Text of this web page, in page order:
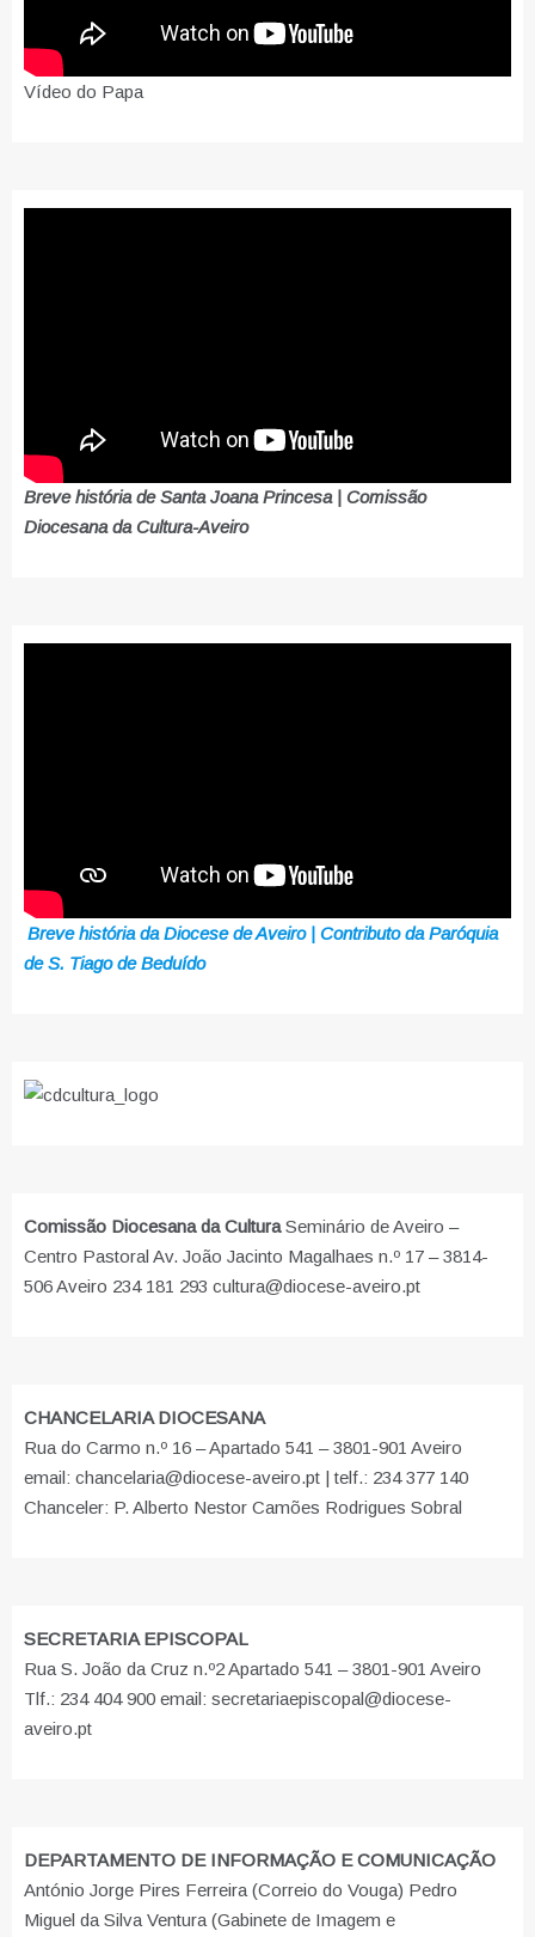
Vídeo do Papa
Breve história de Santa Joana Princesa | Comissão
Diocesana da Cultura-Aveiro
Breve história da Diocese de Aveiro | Contributo da Paróquia
de S. Tiago de Beduído
Comissão Diocesana da CulturaSeminário de Aveiro –
Centro Pastoral Av. João Jacinto Magalhaes n.º 17 – 3814-
506 Aveiro 234 181 293 cultura@diocese-aveiro.pt
CHANCELARIA DIOCESANA
Rua do Carmo n.º 16 – Apartado 541 – 3801-901 Aveiro
email: chancelaria@diocese-aveiro.pt | telf.: 234 377 140
Chanceler: P. Alberto Nestor Camões Rodrigues Sobral
SECRETARIA EPISCOPAL
Rua S. João da Cruz n.º2 Apartado 541 – 3801-901 Aveiro
Tlf.: 234 404 900 email: secretariaepiscopal@diocese-
aveiro.pt
DEPARTAMENTO DE INFORMAÇÃO E COMUNICAÇÃO
António Jorge Pires Ferreira (Correio do Vouga) Pedro
Miguel da Silva Ventura (Gabinete de Imagem e